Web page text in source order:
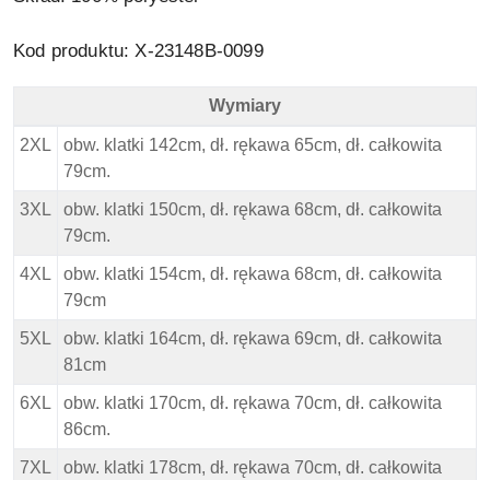
Kod produktu: X-23148B-0099
North 56 4 Duża Kurtka - Wymiary
Wymiary
2XL
obw. klatki 142cm, dł. rękawa 65cm, dł. całkowita
79cm.
3XL
obw. klatki 150cm, dł. rękawa 68cm, dł. całkowita
79cm.
4XL
obw. klatki 154cm, dł. rękawa 68cm, dł. całkowita
79cm
5XL
obw. klatki 164cm, dł. rękawa 69cm, dł. całkowita
81cm
6XL
obw. klatki 170cm, dł. rękawa 70cm, dł. całkowita
86cm.
7XL
obw. klatki 178cm, dł. rękawa 70cm, dł. całkowita